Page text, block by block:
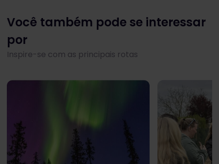
Você também pode se interessar
por
Inspire-se com as principais rotas